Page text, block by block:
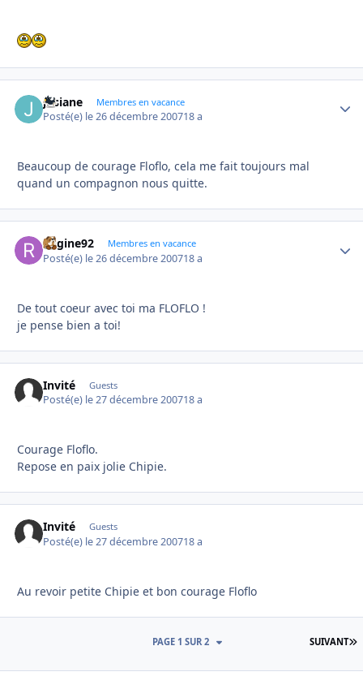
josiane Membres en vacance
Posté(e) le 26 décembre 200718 a
Beaucoup de courage Floflo, cela me fait toujours mal
quand un compagnon nous quitte.
Regine92 Membres en vacance
Posté(e) le 26 décembre 200718 a
De tout coeur avec toi ma FLOFLO !
je pense bien a toi!
Invité Guests
Posté(e) le 27 décembre 200718 a
Courage Floflo.
Repose en paix jolie Chipie.
Invité Guests
Posté(e) le 27 décembre 200718 a
Au revoir petite Chipie et bon courage Floflo
SUIVANT
PAGE 1 SUR 2